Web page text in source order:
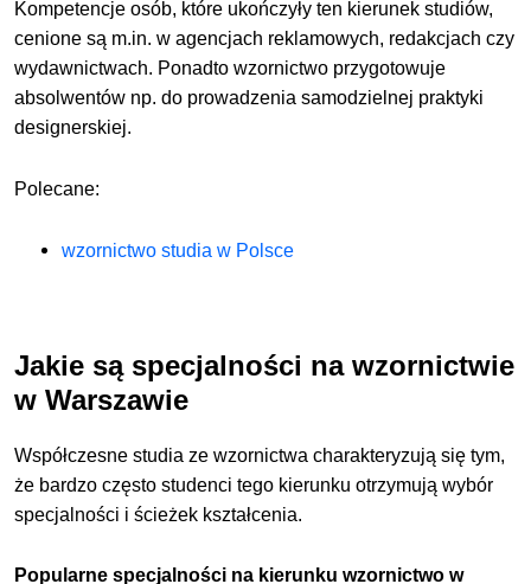
Kompetencje osób, które ukończyły ten kierunek studiów,
cenione są m.in. w agencjach reklamowych, redakcjach czy
wydawnictwach. Ponadto wzornictwo przygotowuje
absolwentów np. do prowadzenia samodzielnej praktyki
designerskiej.
Polecane:
wzornictwo studia w Polsce
Jakie są specjalności na wzornictwie
w Warszawie
Współczesne studia ze wzornictwa charakteryzują się tym,
że bardzo często studenci tego kierunku otrzymują wybór
specjalności i ścieżek kształcenia.
Popularne specjalności na kierunku wzornictwo w